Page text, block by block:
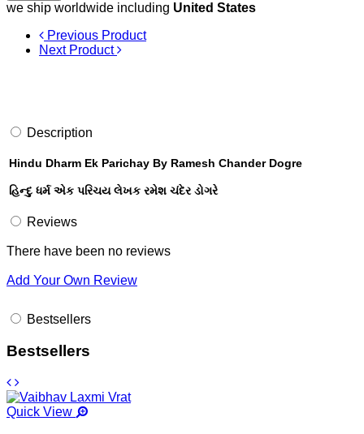
we ship worldwide including United States
Previous Product
Next Product
Description
Hindu Dharm Ek Parichay By Ramesh Chander Dogre
હિન્દુ ધર્મ એક પરિચય લેખક રમેશ ચંદેર ડોગરે
Reviews
There have been no reviews
Add Your Own Review
Bestsellers
Bestsellers
Quick View